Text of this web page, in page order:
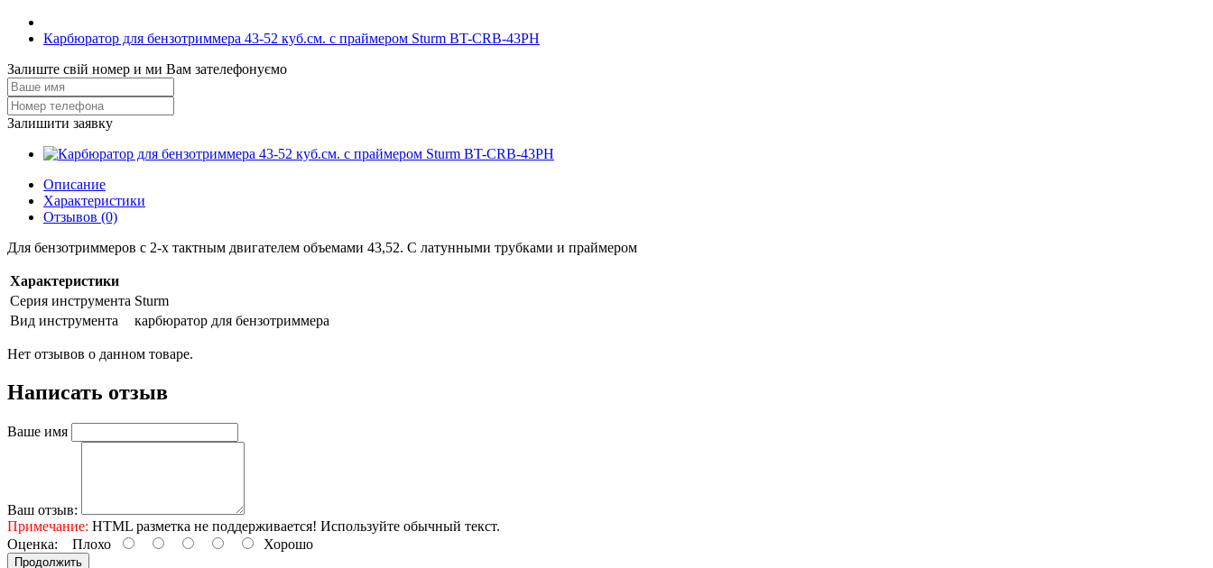
Карбюратор для бензотриммера 43-52 куб.см. с праймером Sturm BT-CRB-43PH
Залиште свій номер и ми Вам зателефонуємо
Залишити заявку
Описание
Характеристики
Отзывов (0)
Для бензотриммеров с 2-х тактным двигателем объемами 43,52. С латунными трубками и праймером
Характеристики
Серия инструмента Sturm
Вид инструмента
карбюратор для бензотриммера
Нет отзывов о данном товаре.
Написать отзыв
Ваше имя
Ваш отзыв:
Примечание: HTML разметка не поддерживается! Используйте обычный текст.
Оценка: Плохо Хорошо
Продолжить